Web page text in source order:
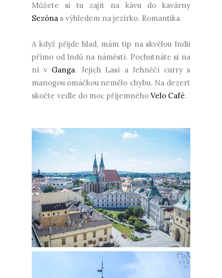
Můžete si tu zajít na kávu do kavárny
Sezóna s výhledem na jezírko. Romantika.
A když přijde hlad, mám tip na skvělou Indii
přímo od Indů na náměstí. Pochutnáte si na
ní v Ganga. Jejich Lasí a Jehněčí curry s
manogou omáčkou nemělo chybu. Na dezert
skočte vedle do moc příjemného Velo Café.